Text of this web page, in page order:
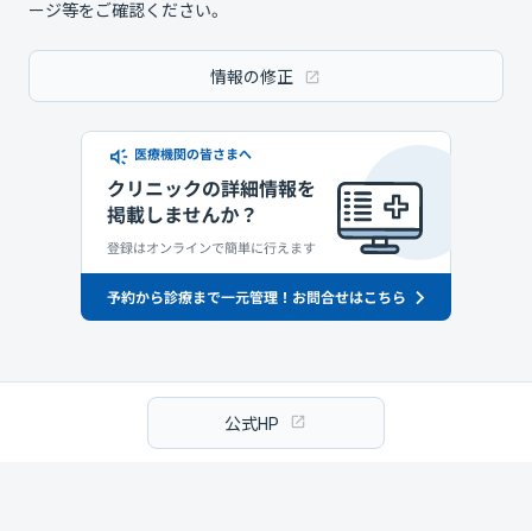
ージ等をご確認ください。
情報の修正
公式HP